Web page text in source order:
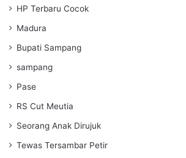
HP Terbaru Cocok
Madura
Bupati Sampang
sampang
Pase
RS Cut Meutia
Seorang Anak Dirujuk
Tewas Tersambar Petir